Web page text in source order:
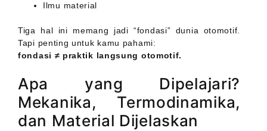
Ilmu material
Tiga hal ini memang jadi “fondasi” dunia otomotif.
Tapi penting untuk kamu pahami:
fondasi ≠ praktik langsung otomotif.
Apa yang Dipelajari?
Mekanika, Termodinamika,
dan Material Dijelaskan